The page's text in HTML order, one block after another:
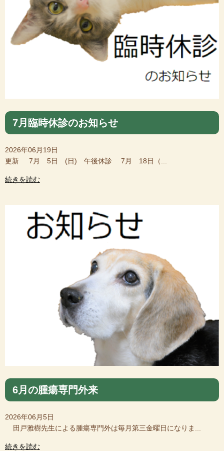
7月臨時休診のお知らせ
2026年06月19日
更新 7月 5日 (日) 午後休診 7月 18日（...
続きを読む
6月の腫瘍専門外来
2026年06月5日
田戸雅樹先生による腫瘍専門外は毎月第三金曜日になりま...
続きを読む